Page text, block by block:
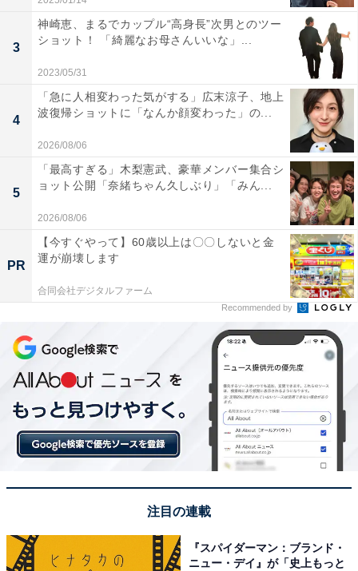
3
神崎恵、まるでカップル“高身長”次男とのツー
ショット！ 「綺麗なお母さんいいな」...
2023/05/31
4
「急に人相変わった気がする」広末涼子、地上
波復帰ショットに「なんか顔変わった」の...
2026/08/06
5
「最高すぎる」木梨憲武、豪華メンバー集合シ
ョット公開「奈緒ちゃん久しぶり」「みん...
2026/08/06
PR
【今すぐやって】60歳以上は〇〇しないと金
運が崩壊します
合同会社デジタルファーム
Recommended by
注目の連載
『スパイダーマン：ブランド・
ニュー・デイ』が「史上もっと